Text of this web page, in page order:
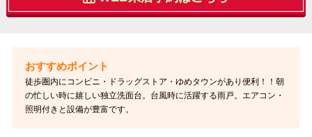
徒歩圏内にコンビニ・ドラッグストア・ゆめタウンがあり便利！！朝
の忙しい時に嬉しい独立洗面台。台風時に活躍する雨戸。エアコン・
照明付きと設備が豊富です。